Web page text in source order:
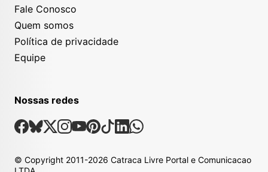
Fale Conosco
Quem somos
Política de privacidade
Equipe
Nossas redes
Nossas Redes Sociais
Facebook
Bsky
X Instagram
Youtube
Pinterest
TiktokLinkedin
Whatsapp
© Copyright 2011-2026 Catraca Livre Portal e Comunicacao